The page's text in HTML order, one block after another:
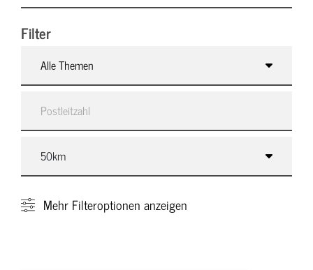
Filter
Alle Themen
Mehr Filteroptionen anzeigen